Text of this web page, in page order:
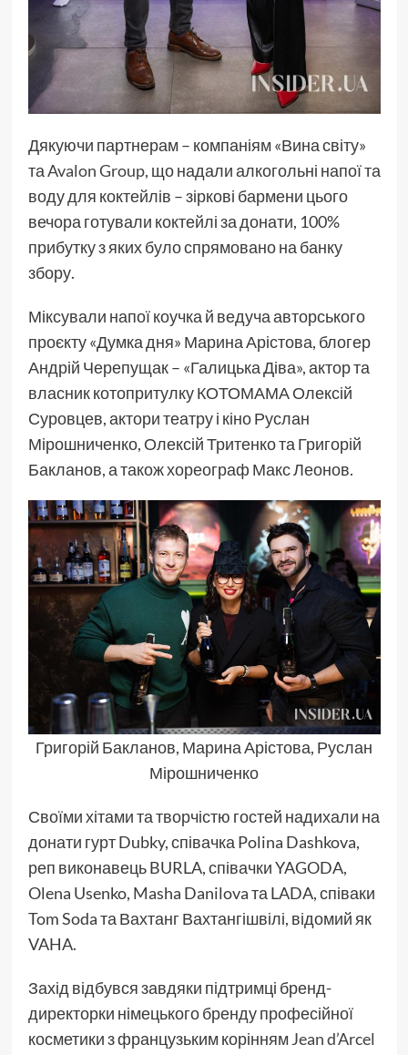
Дякуючи партнерам – компаніям «Вина світу»
таAvalon Group, що надали алкогольні напої та
воду для коктейлів – зіркові бармени цього
вечора готували коктейлі за донати, 100%
прибутку з яких було спрямовано на банку
збору.
Міксували напої коучка й ведуча авторського
проєкту «Думка дня» Марина Арістова, блогер
Андрій Черепущак – «Галицька Діва», актор та
власник котопритулку КОТОМАМА Олексій
Суровцев, актори театру і кіно Руслан
Мірошниченко, Олексій Тритенко та Григорій
Бакланов, а також хореограф Макс Леонов.
Григорій Бакланов, Марина Арістова, Руслан
Мірошниченко
Своїми хітами та творчістю гостей надихали на
донати гурт Dubky, співачка Polina Dashkova,
реп виконавець BURLA, співачки YAGODA,
Olena Usenko, Masha Danilova та LADA, співаки
Tom Soda та Вахтанг Вахтангішвілі, відомий як
VAHA.
Захід відбувся завдяки підтримці бренд-
директорки німецького бренду професійної
косметики з французьким коріннямJean d’Arcel